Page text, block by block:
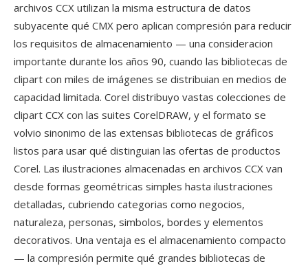
archivos CCX utilizan la misma estructura de datos
subyacente qué CMX pero aplican compresión para reducir
los requisitos de almacenamiento — una consideracion
importante durante los años 90, cuando las bibliotecas de
clipart con miles de imágenes se distribuian en medios de
capacidad limitada. Corel distribuyo vastas colecciones de
clipart CCX con las suites CorelDRAW, y el formato se
volvio sinonimo de las extensas bibliotecas de gráficos
listos para usar qué distinguian las ofertas de productos
Corel. Las ilustraciones almacenadas en archivos CCX van
desde formas geométricas simples hasta ilustraciones
detalladas, cubriendo categorias como negocios,
naturaleza, personas, simbolos, bordes y elementos
decorativos. Una ventaja es el almacenamiento compacto
— la compresión permite qué grandes bibliotecas de